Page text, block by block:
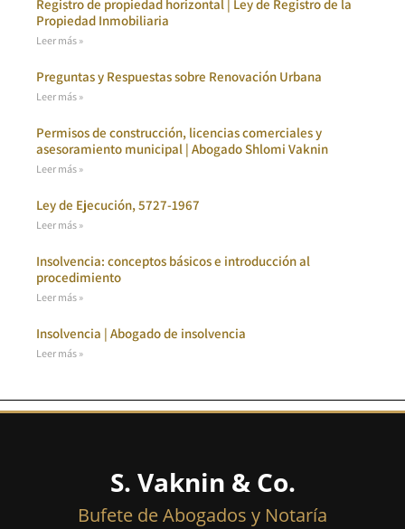
Registro de propiedad horizontal | Ley de Registro de la
Propiedad Inmobiliaria
Leer más »
Preguntas y Respuestas sobre Renovación Urbana
Leer más »
Permisos de construcción, licencias comerciales y
asesoramiento municipal | Abogado Shlomi Vaknin
Leer más »
Ley de Ejecución, 5727-1967
Leer más »
Insolvencia: conceptos básicos e introducción al
procedimiento
Leer más »
Insolvencia | Abogado de insolvencia
Leer más »
S. Vaknin & Co.
Bufete de Abogados y Notaría